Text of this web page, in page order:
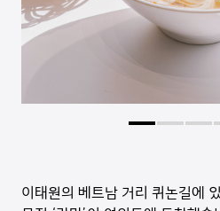
이태원의 베트남 거리 퀴논길에